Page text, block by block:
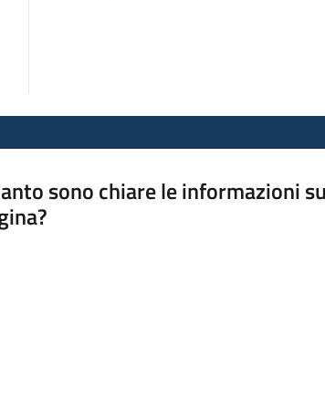
sono chiare le informazioni